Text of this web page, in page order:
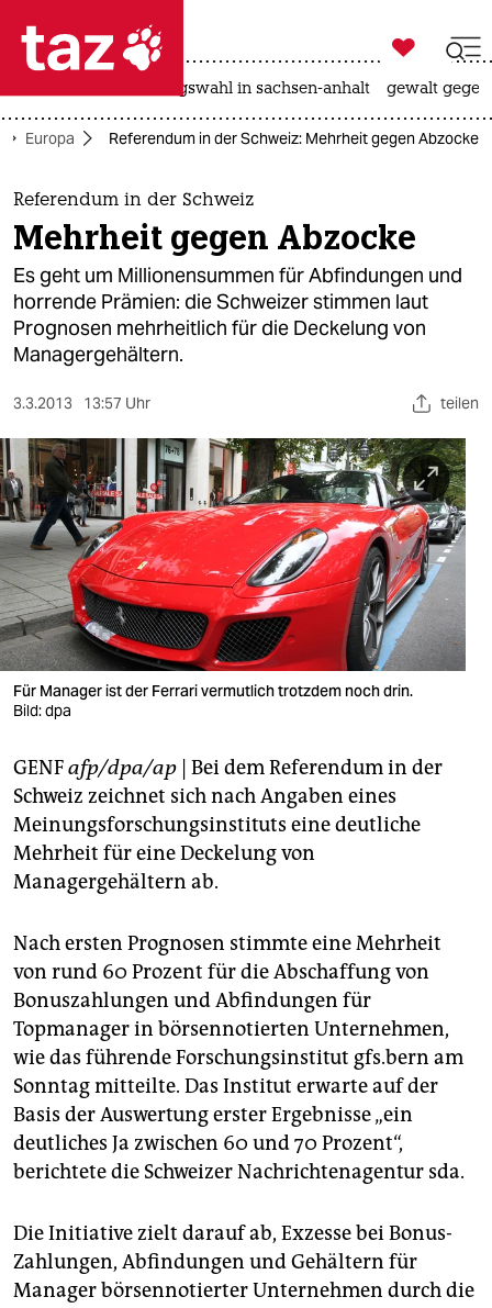
 taz zahl ich
taz zahl ich
themen
politik
öko
gesellschaft
kultur
sport
berlin
nord
wahrheit
verlag
verlag
shop
fragen & hilfe
unterstützen
genossenschaft
epaper login

taz zahl ich
landtagswahl in sachsen-anhalt gewalt
Europa Referendum in der Schweiz: Mehrheit gegen Abzocke
Referendum in der Schweiz
Mehrheit gegen Abzocke
Es geht um Millionensummen für Abfindungen und
horrende Prämien: die Schweizer stimmen laut
Prognosen mehrheitlich für die Deckelung von
Managergehältern.
3.3.2013 13:57 Uhr teilen
Für Manager ist der Ferrari vermutlich trotzdem noch drin.
Bild: dpa
GENFafp/dpa/ap | Bei dem Referendum in der
Schweiz zeichnet sich nach Angaben eines
Meinungsforschungsinstituts eine deutliche
Mehrheit für eine Deckelung von
Managergehältern ab.
Nach ersten Prognosen stimmte eine Mehrheit
von rund 60 Prozent für die Abschaffung von
Bonuszahlungen und Abfindungen für
Topmanager in börsennotierten Unternehmen,
wie das führende Forschungsinstitut gfs.bern am
Sonntag mitteilte. Das Institut erwarte auf der
Basis der Auswertung erster Ergebnisse „ein
deutliches Ja zwischen 60 und 70 Prozent“,
berichtete die Schweizer Nachrichtenagentur sda.
Die Initiative zielt darauf ab, Exzesse bei Bonus-
Zahlungen, Abfindungen und Gehältern für
Manager börsennotierter Unternehmen durch die